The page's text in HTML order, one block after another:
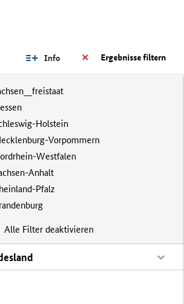
Ergebnisse filtern
Info
Holstein
Vorpommern
Westfalen
Anhalt
Pfalz
Filter deaktivieren